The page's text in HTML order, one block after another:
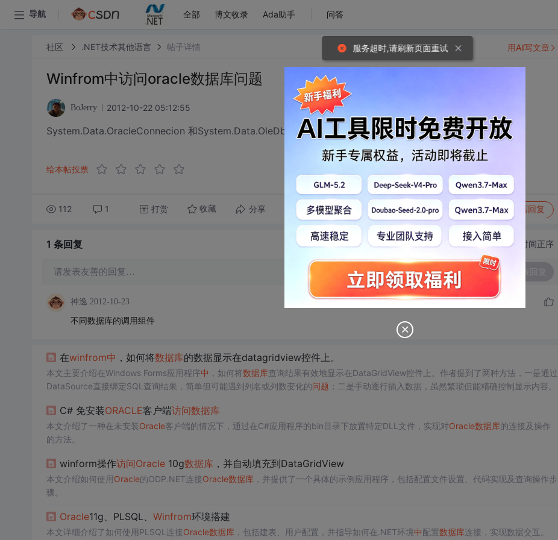
导航 全部 博文收录 Ada助手 问答
社区 .NET技术其他语言 帖子详情
Winfrom中访问oracle数据库问题
BoJerry 2012-10-22 05:12:55
System.Data.OracleConnecion 和System.Data.OleDb 有什么区别？
给本帖投票
112 1 打赏 收藏 分享 转发到动态 举报 写回复
用AI写文章
1 条回复 切换为时间正序
请发表友善的回复…
神逸 2012-10-23
不同数据库的调用组件
在winfrom中 ，如何将数据库的数据显示在datagridview控件上。
本文主要介绍在Windows Forms应用程序中 ，如何将数据库查询结果有效地显示在DataGridView控件上。作者提到了两种方法，一是通过
DataSource直接绑定SQL查询结果，简单但可能遇到列名或列数变化的问题 ；二是手动逐行插入数据，虽然繁琐但能精确控制显示内容。
C# 免安装ORACLE客户端访问数据库
本文介绍了一种在未安装Oracle客户端的情况下，通过在C#应用程序的bin目录下放置特定DLL文件，实现对Oracle数据库的连接及操作
的方法。
winform操作访问Oracle10g数据库 ，并自动填充到DataGridView
本文介绍如何使用Oracle的ODP.NET连接Oracle数据库，并提供了一个具体的示例应用程序，包括配置文件设置、代码实现及查询操作步
骤。
Oracle11g、PLSQL、 Winfrom环境搭建
本文详细介绍了如何使用PLSQL连接Oracle数据库，包括建表、用户配置，并指导如何在.NET环境中配置数据库连接，实现数据交互。
服务超时,请刷新页面重试